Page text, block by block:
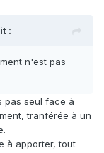
:
n'est pas
pas seul face à
tranférée à un
à apporter, tout